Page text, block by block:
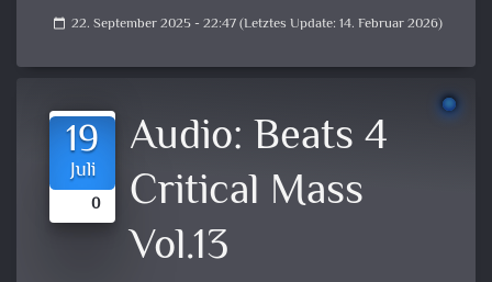
calendar_today 22. September 2025 - 22:47 (Letztes Update: 14. Februar 2026)
19
Juli
0
Audio: Beats 4
Critical Mass
Vol.13